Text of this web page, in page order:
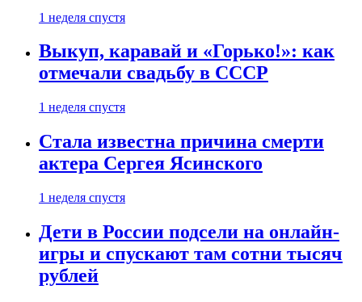
1 неделя спустя
Выкуп, каравай и «Горько!»: как
отмечали свадьбу в СССР
1 неделя спустя
Стала известна причина смерти
актера Сергея Ясинского
1 неделя спустя
Дети в России подсели на онлайн-
игры и спускают там сотни тысяч
рублей